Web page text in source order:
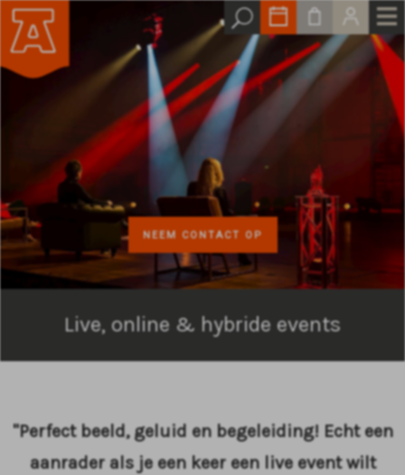
NEEM CONTACT OP
Live, online & hybride events
"Perfect beeld, geluid en begeleiding! Echt een
aanrader als je een keer een live event wilt